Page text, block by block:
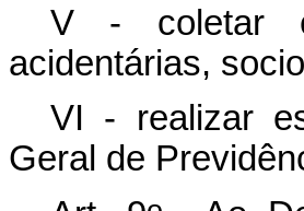
V - coletar e
acidentárias,
VI - realizar
Geral de